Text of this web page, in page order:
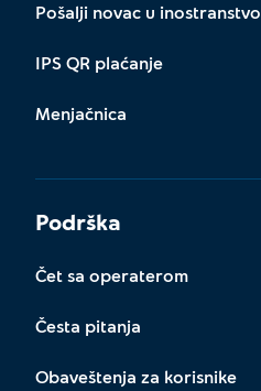
Pošalji novac u inostranstvo
IPS QR plaćanje
Menjačnica
Podrška
Čet sa operaterom
Česta pitanja
Obaveštenja za korisnike